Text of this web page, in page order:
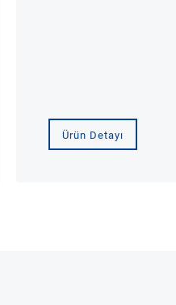
Ürün Detayı